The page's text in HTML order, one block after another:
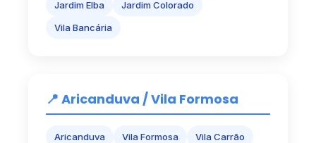
Jardim Elba
Jardim Colorado
Vila Bancária
📍 Aricanduva / Vila Formosa
Aricanduva Vila Formosa
Vila Carrão